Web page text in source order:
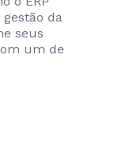
da
seus
um de